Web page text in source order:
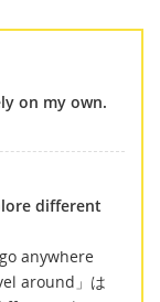
on my own.
different
anywhere
around」は